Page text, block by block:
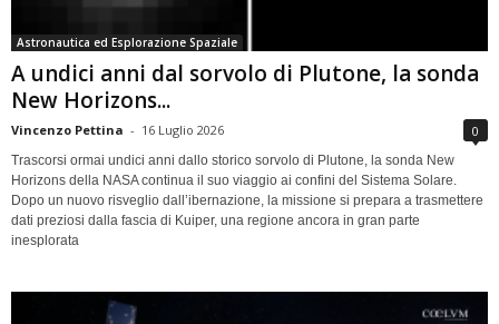
Astronautica ed Esplorazione Spaziale
A undici anni dal sorvolo di Plutone, la sonda
New Horizons...
Vincenzo Pettina - 16 Luglio 2026 0
Trascorsi ormai undici anni dallo storico sorvolo di Plutone, la sonda New
Horizons della NASA continua il suo viaggio ai confini del Sistema Solare.
Dopo un nuovo risveglio dall’ibernazione, la missione si prepara a trasmettere
dati preziosi dalla fascia di Kuiper, una regione ancora in gran parte
inesplorata